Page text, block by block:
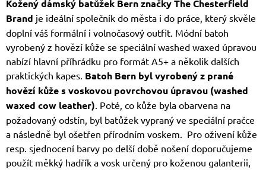
Kožený dámský batůžek Bern značky The Chesterfield
Brand je ideální společník do města i do práce, který skvěle
doplní váš formální i volnočasový outfit. Módní batoh
vyrobený z hovězí kůže se speciální washed waxed úpravou
nabízí hlavní příhrádku pro formát A5+ a několik dalších
praktických kapes. Batoh Bern byl vyrobený z prané
hovězí kůže s voskovou povrchovou úpravou (washed
waxed cow leather). Poté, co kůže byla obarvena na
požadovaný odstín, byl batůžek vypraný ve speciální pračce
a následně byl ošetřen přírodním voskem. Pro oživení kůže
resp. sjednocení barvy po delší době nošení doporučujeme
použít měkký hadřík a vosk určený pro koženou galanterii,